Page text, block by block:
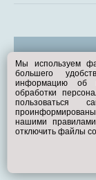
Мы используем
большего
информацию об
обработки
пользоваться
нашими
отключить файлы